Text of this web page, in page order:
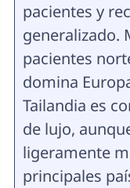
pacientes y
generalizado.
pacientes
domina
Tailandia es
de lujo,
ligeramente
principales